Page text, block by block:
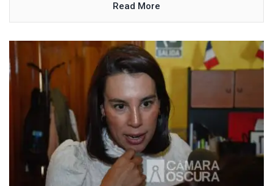
Read More